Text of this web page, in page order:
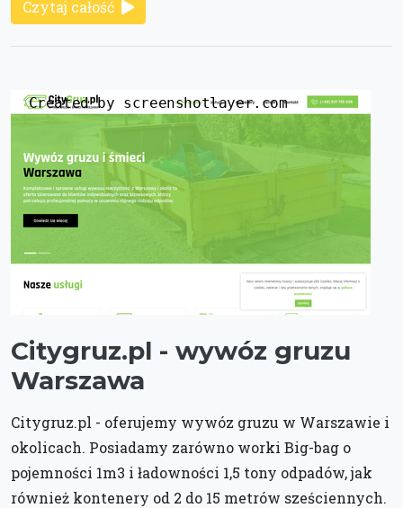
Czytaj całość
Citygruz.pl - wywóz gruzu
Warszawa
Citygruz.pl - oferujemy wywóz gruzu w Warszawie i
okolicach. Posiadamy zarówno worki Big-bag o
pojemności 1m3 i ładowności 1,5 tony odpadów, jak
również kontenery od 2 do 15 metrów sześciennych.